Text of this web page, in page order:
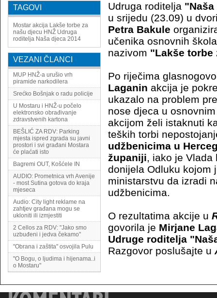
TAGOVI
Mostar akcija Lakše torbe za
našu djecu HNŽ Udruga
roditelja Naša djeca 2014
VEZANI ČLANCI
MUP HNŽ-a urušio vrh
piramide narkodilera
Srećko Bošnjak o radu policije
U Mostaru i HNŽ-u počelo
elektronsko obrađivanje
zdravstvenih kartona
BEŠLIĆ ZA RDV: Parking
mjesta ispred zgrada su javni
prostori i svi građani Mostara
će plaćati isto
Bagremi OUT, Košćele IN
AUDIO: Prometnica vrh Avenije
- most Sutina gotova do kraja
mjeseca
Audio: City light reklame na
zahtjev građana mogu se
ukloniti ili izmjestiti
2 Cellos za RDV: "Jako smo
uzbuđeni i jedva čekamo"
"Obrana i zaštita" osvojila Pulu
"O Bogu, o ljudima i hijenama..i
o Mostaru"
Udruga roditelja "Naša
u srijedu (23.09) u
Petra Bakule
učenika osnovnih
nazivom "Lakše torbe
Po riječima
Laganin akcija je
ukazalo na problem
nose djeca u
akcijom želi istaknuti
teških torbi
udžbenicima u
županiji, iako je Vlada
donijela Odluku kojom
ministarstvu da izradi
udžbenicima.
O rezultatima akcije u
govorila je Mirjane
Udruge roditelja
Razgovor poslušajte u